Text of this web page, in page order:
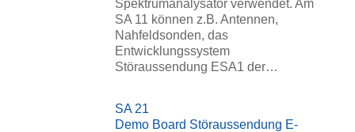
Spektrumanalysator verwendet. Am
SA 11 können z.B. Antennen,
Nahfeldsonden, das
Entwicklungssystem
Störaussendung ESA1 der…
SA 21
Demo Board Störaussendung E-